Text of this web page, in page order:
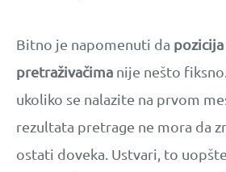
Bitno je napomenuti da
pretraživačima nije nešto
ukoliko se nalazite na prvom
rezultata pretrage ne mora da
ostati doveka. Ustvari, to